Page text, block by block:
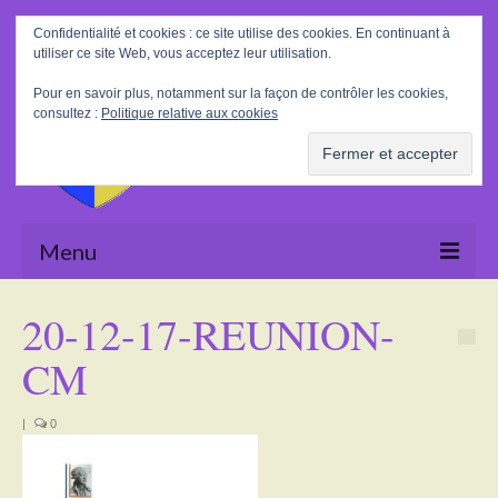
Rechercher
:
Menu
La Mairie
20-12-17-REUNION-
CM
| 0
Confidentialité et cookies : ce site utilise des cookies. En continuant à
utiliser ce site Web, vous acceptez leur utilisation.
Pour en savoir plus, notamment sur la façon de contrôler les cookies,
consultez : Politique relative aux cookies